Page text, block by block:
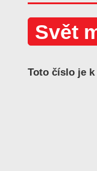
Svět
Toto číslo je